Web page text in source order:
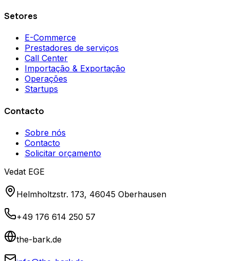
Setores
E-Commerce
Prestadores de serviços
Call Center
Importação & Exportação
Operações
Startups
Contacto
Sobre nós
Contacto
Solicitar orçamento
Vedat EGE
Helmholtzstr. 173, 46045 Oberhausen
+49 176 614 250 57
the-bark.de